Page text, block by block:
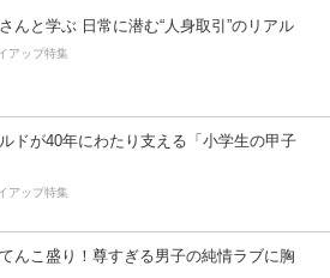
んと学ぶ 日常に潜む“人身取引”のリアル
アップ特集
ドが40年にわたり支える「小学生の甲子
アップ特集
んこ盛り！尊すぎる男子の純情ラブに胸